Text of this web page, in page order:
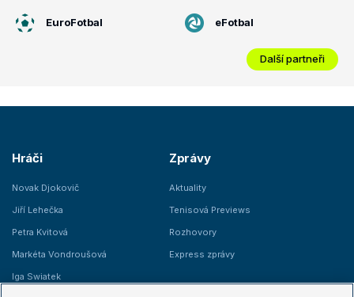
EuroFotbal eFotbal
Další partneři
Hráči
Novak Djokovič
Jiří Lehečka
Petra Kvitová
Markéta Vondroušová
Iga Swiatek
Zprávy
Aktuality
Tenisová Previews
Rozhovory
Express zprávy